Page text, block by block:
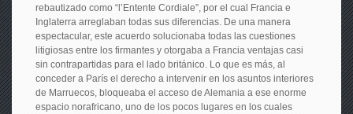
rebautizado como “l’Entente Cordiale”, por el cual Francia e
Inglaterra arreglaban todas sus diferencias. De una manera
espectacular, este acuerdo solucionaba todas las cuestiones
litigiosas entre los firmantes y otorgaba a Francia ventajas casi
sin contrapartidas para el lado británico. Lo que es más, al
conceder a París el derecho a intervenir en los asuntos interiores
de Marruecos, bloqueaba el acceso de Alemania a ese enorme
espacio norafricano, uno de los pocos lugares en los cuales